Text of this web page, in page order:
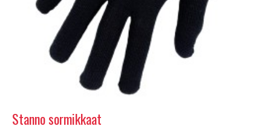
Stanno sormikkaat